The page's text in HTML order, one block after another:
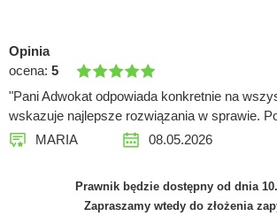
Opinia
ocena: 5
"Pani Adwokat odpowiada konkretnie na
wskazuje najlepsze rozwiązania w sprawie.
MARIA
08.05.2026
Prawnik będzie dostępny od dnia
Zapraszamy wtedy do złożenia